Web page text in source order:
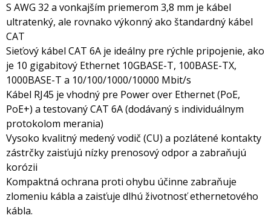
S AWG 32 a vonkajším priemerom 3,8 mm je kábel
ultratenký, ale rovnako výkonný ako štandardný kábel
CAT
Sieťový kábel CAT 6A je ideálny pre rýchle pripojenie, ako
je 10 gigabitový Ethernet 10GBASE-T, 100BASE-TX,
1000BASE-T a 10/100/1000/10000 Mbit/s
Kábel RJ45 je vhodný pre Power over Ethernet (PoE,
PoE+) a testovaný CAT 6A (dodávaný s individuálnym
protokolom merania)
Vysoko kvalitný medený vodič (CU) a pozlátené kontakty
zástrčky zaisťujú nízky prenosový odpor a zabraňujú
korózii
Kompaktná ochrana proti ohybu účinne zabraňuje
zlomeniu kábla a zaisťuje dlhú životnosť ethernetového
kábla.